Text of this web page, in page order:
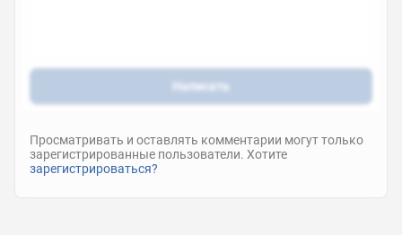
Написать
Просматривать и оставлять комментарии могут только
зарегистрированные пользователи. Хотите
зарегистрироваться?